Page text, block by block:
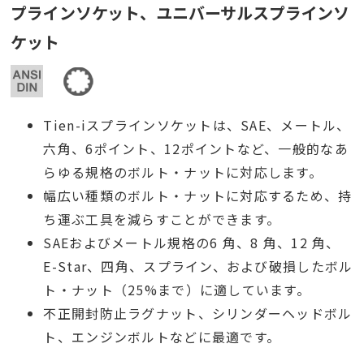
プラインソケット、ユニバーサルスプラインソ
ケット
Tien-iスプラインソケットは、SAE、メートル、
六角、6ポイント、12ポイントなど、一般的なあ
らゆる規格のボルト・ナットに対応します。
幅広い種類のボルト・ナットに対応するため、持
ち運ぶ工具を減らすことができます。
SAEおよびメートル規格の6 角、8 角、12 角、
E-Star、四角、スプライン、および破損したボル
ト・ナット（25%まで）に適しています。
不正開封防止ラグナット、シリンダーヘッドボル
ト、エンジンボルトなどに最適です。